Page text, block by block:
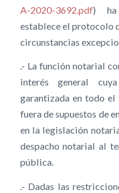
A-2020-3692.pdf) ha
establece el protocolo
circunstancias
.- La función notarial
interés general
garantizada en todo
fuera de supuestos de
en la legislación
despacho notarial al
pública.
.- Dadas las